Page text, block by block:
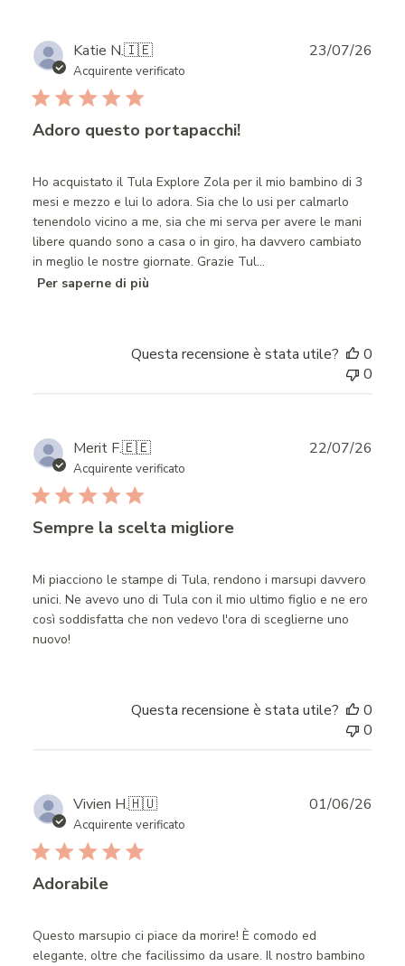
Katie N.🇮🇪
Acquirente verificato
Adoro questo portapacchi!
Ho acquistato il Tula Explore Zola per il mio bambino di 3
mesi e mezzo e lui lo adora. Sia che lo usi per calmarlo
tenendolo vicino a me, sia che mi serva per avere le mani
libere quando sono a casa o in giro, ha davvero cambiato
in meglio le nostre giornate. Grazie Tul...
Per saperne di più
23/07/26
Questa recensione è stata utile?
0
0
Merit F.🇪🇪
Acquirente verificato
Sempre la scelta migliore
Mi piacciono le stampe di Tula, rendono i marsupi davvero
unici. Ne avevo uno di Tula con il mio ultimo figlio e ne ero
così soddisfatta che non vedevo l'ora di sceglierne uno
nuovo!
22/07/26
Questa recensione è stata utile?
0
0
Vivien H.🇭🇺
Acquirente verificato
Adorabile
Questo marsupio ci piace da morire! È comodo ed
elegante, oltre che facilissimo da usare. Il nostro bambino
01/06/26